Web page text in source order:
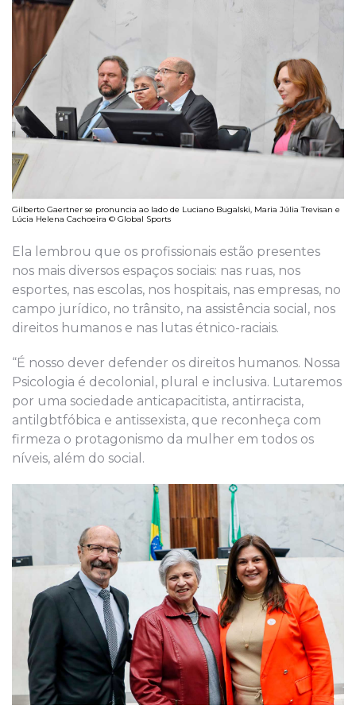
Gilberto Gaertner se pronuncia ao lado de Luciano Bugalski, Maria Júlia Trevisan e
Lúcia Helena Cachoeira © Global Sports
Ela lembrou que os profissionais estão presentes
nos mais diversos espaços sociais: nas ruas, nos
esportes, nas escolas, nos hospitais, nas empresas, no
campo jurídico, no trânsito, na assistência social, nos
direitos humanos e nas lutas étnico-raciais.
“É nosso dever defender os direitos humanos. Nossa
Psicologia é decolonial, plural e inclusiva. Lutaremos
por uma sociedade anticapacitista, antirracista,
antilgbtfóbica e antissexista, que reconheça com
firmeza o protagonismo da mulher em todos os
níveis, além do social.